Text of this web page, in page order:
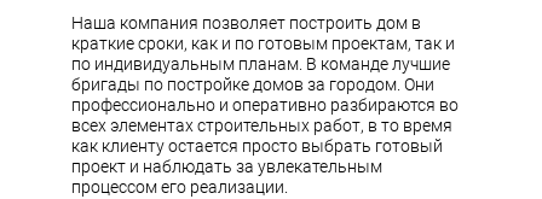
Наша компания позволяет построить дом в
краткие сроки, как и по готовым проектам, так и
по индивидуальным планам. В команде лучшие
бригады по постройке домов за городом. Они
профессионально и оперативно разбираются во
всех элементах строительных работ, в то время
как клиенту остается просто выбрать готовый
проект и наблюдать за увлекательным
процессом его реализации.